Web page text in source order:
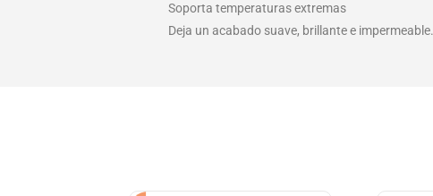
Soporta temperaturas extremas
Deja un acabado suave, brillante e impermeable.